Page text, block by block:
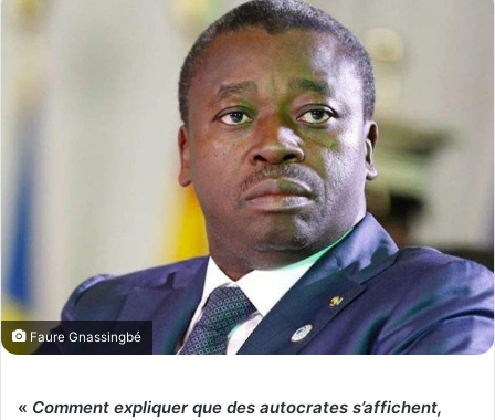
Faure Gnassingbé
« Comment expliquer que des autocrates s’affichent,